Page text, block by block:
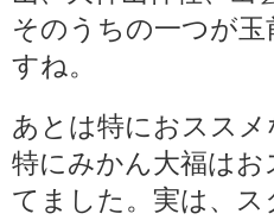
そのうちの一つが
すね。
あとは特におスス
特にみかん大福は
てました。実は、